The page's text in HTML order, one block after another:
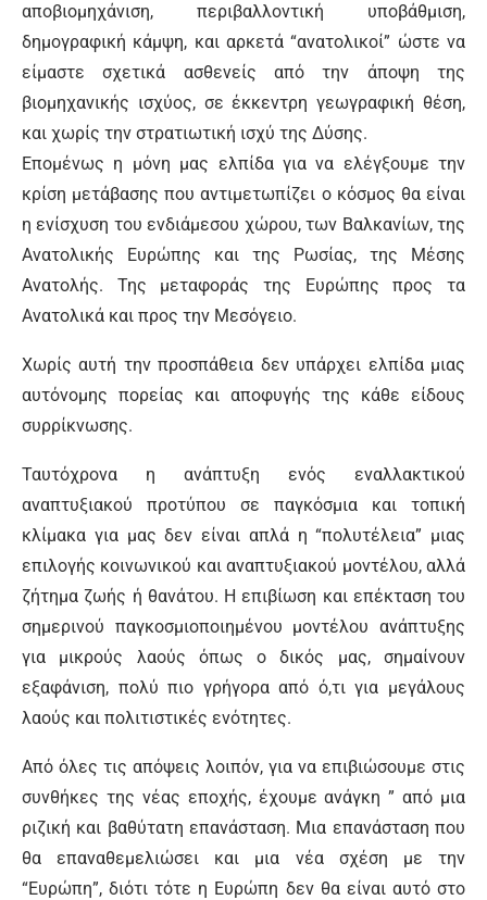
αποβιομηχάνιση, περιβαλλοντική υποβάθμιση,
δημογραφική κάμψη, και αρκετά “ανατολικοί” ώστε να
είμαστε σχετικά ασθενείς από την άποψη της
βιομηχανικής ισχύος, σε έκκεντρη γεωγραφική θέση,
και χωρίς την στρατιωτική ισχύ της Δύσης.
Επομένως η μόνη μας ελπίδα για να ελέγξουμε την
κρίση μετάβασης που αντιμετωπίζει ο κόσμος θα είναι
η ενίσχυση του ενδιάμεσου χώρου, των Βαλκανίων, της
Ανατολικής Ευρώπης και της Ρωσίας, της Μέσης
Ανατολής. Της μεταφοράς της Ευρώπης προς τα
Ανατολικά και προς την Μεσόγειο.
Χωρίς αυτή την προσπάθεια δεν υπάρχει ελπίδα μιας
αυτόνομης πορείας και αποφυγής της κάθε είδους
συρρίκνωσης.
Ταυτόχρονα η ανάπτυξη ενός εναλλακτικού
αναπτυξιακού προτύπου σε παγκόσμια και τοπική
κλίμακα για μας δεν είναι απλά η “πολυτέλεια” μιας
επιλογής κοινωνικού και αναπτυξιακού μοντέλου, αλλά
ζήτημα ζωής ή θανάτου. Η επιβίωση και επέκταση του
σημερινού παγκοσμιοποιημένου μοντέλου ανάπτυξης
για μικρούς λαούς όπως ο δικός μας, σημαίνουν
εξαφάνιση, πολύ πιο γρήγορα από ό,τι για μεγάλους
λαούς και πολιτιστικές ενότητες.
Από όλες τις απόψεις λοιπόν, για να επιβιώσουμε στις
συνθήκες της νέας εποχής, έχουμε ανάγκη ” από μια
ριζική και βαθύτατη επανάσταση. Μια επανάσταση που
θα επαναθεμελιώσει και μια νέα σχέση με την
“Ευρώπη”, διότι τότε η Ευρώπη δεν θα είναι αυτό στο